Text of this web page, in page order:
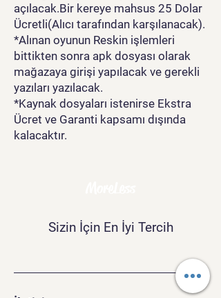
açılacak.Bir kereye mahsus 25 Dolar
Ücretli(Alıcı tarafından karşılanacak).
*Alınan oyunun Reskin işlemleri
bittikten sonra apk dosyası olarak
mağazaya girişi yapılacak ve gerekli
yazıları yazılacak.
*Kaynak dosyaları istenirse Ekstra
Ücret ve Garanti kapsamı dışında
kalacaktır.
Sizin İçin En İyi Tercih